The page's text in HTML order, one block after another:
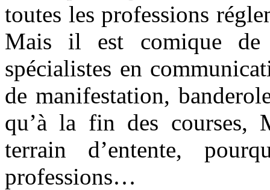
toutes les professions
Mais il est comique de
spécialistes en
de manifestation,
qu’à la fin des courses,
terrain d’entente,
professions…